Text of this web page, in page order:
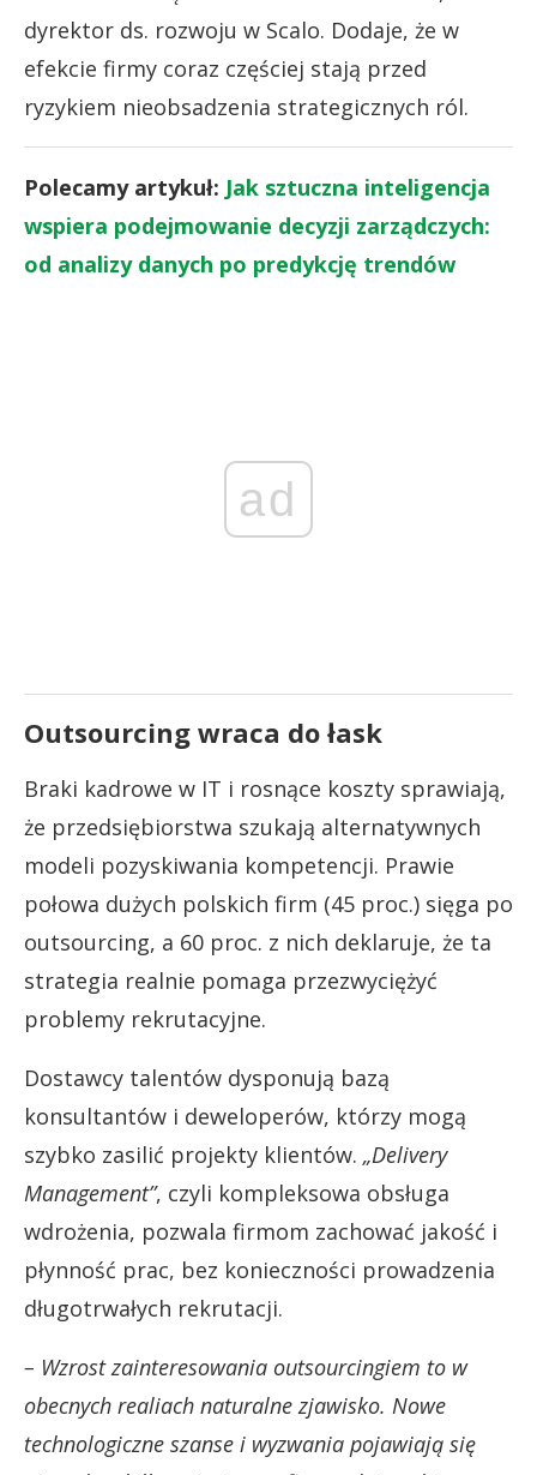
dyrektor ds. rozwoju w Scalo. Dodaje, że w
efekcie firmy coraz częściej stają przed
ryzykiem nieobsadzenia strategicznych ról.
Polecamy artykuł: Jak sztuczna inteligencja
wspiera podejmowanie decyzji zarządczych:
od analizy danych po predykcję trendów
ad
Outsourcing wraca do łask
Braki kadrowe w IT i rosnące koszty sprawiają,
że przedsiębiorstwa szukają alternatywnych
modeli pozyskiwania kompetencji. Prawie
połowa dużych polskich firm (45 proc.) sięga po
outsourcing, a 60 proc. z nich deklaruje, że ta
strategia realnie pomaga przezwyciężyć
problemy rekrutacyjne.
Dostawcy talentów dysponują bazą
konsultantów i deweloperów, którzy mogą
szybko zasilić projekty klientów. „Delivery
Management”, czyli kompleksowa obsługa
wdrożenia, pozwala firmom zachować jakość i
płynność prac, bez konieczności prowadzenia
długotrwałych rekrutacji.
– Wzrost zainteresowania outsourcingiem to w
obecnych realiach naturalne zjawisko. Nowe
technologiczne szanse i wyzwania pojawiają się